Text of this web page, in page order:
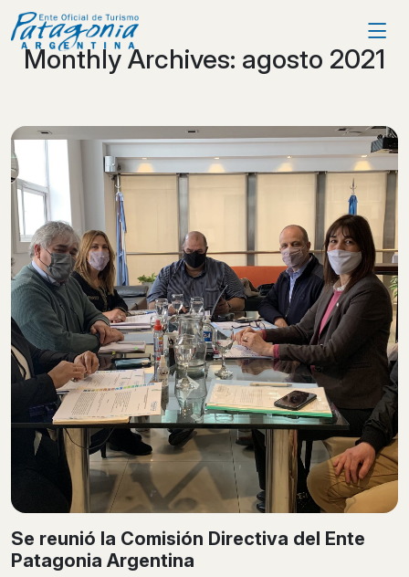
Monthly Archives: agosto 2021
Se reunió la Comisión Directiva del Ente
Patagonia Argentina